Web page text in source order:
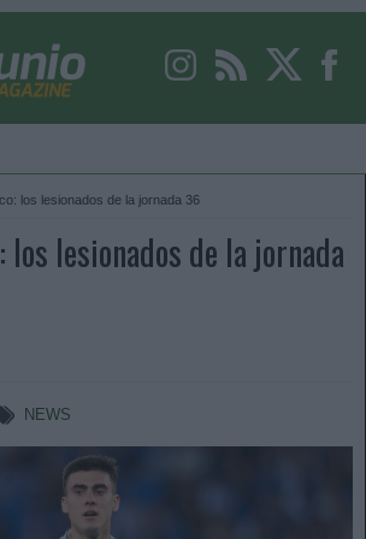
los lesionados de la jornada 36
lesionados de la jornada
NEWS